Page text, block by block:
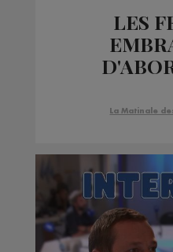
LES
La Matinale